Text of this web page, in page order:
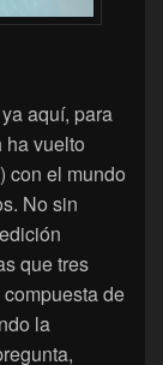
aquí, para
ha vuelto
con el mundo
No sin
que tres
de
la